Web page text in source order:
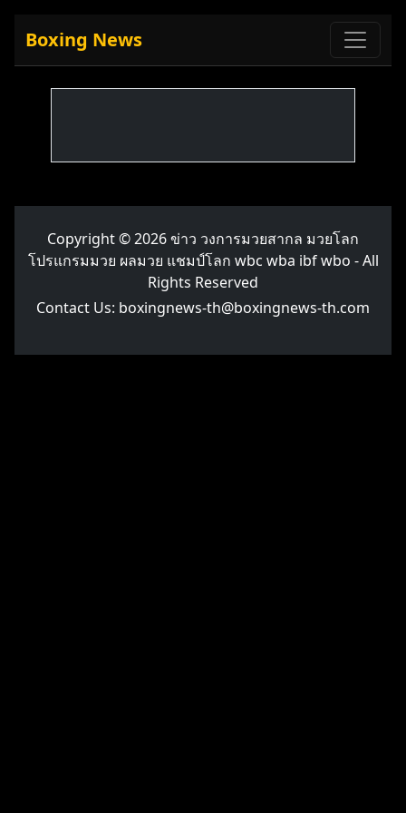
Boxing News
Copyright © 2026ข่าว วงการมวยสากล มวยโลก
โปรแกรมมวย ผลมวย แชมป์โลก wbc wba ibf wbo - All
Rights Reserved
Contact Us: boxingnews-th@boxingnews-th.com